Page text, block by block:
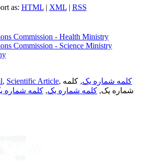
as: HTML| XML| RSS
Commission - Health Ministry
Commission - Science Ministry
, Scientific Article, کلمه شماره یک, کلمه
شماره یک, کلمه شماره یک, کلمه شماره